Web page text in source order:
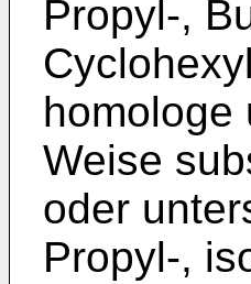
Propyl-,
homologe
Weise
oder
Propyl-,